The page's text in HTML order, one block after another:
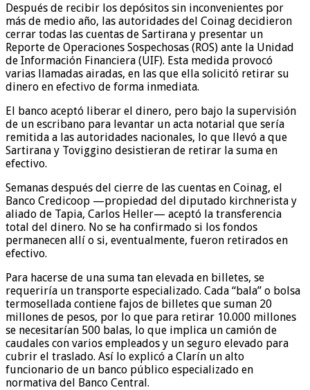
Después de recibir los depósitos sin inconvenientes por
más de medio año, las autoridades del Coinag decidieron
cerrar todas las cuentas de Sartirana y presentar un
Reporte de Operaciones Sospechosas (ROS) ante la Unidad
de Información Financiera (UIF). Esta medida provocó
varias llamadas airadas, en las que ella solicitó retirar su
dinero en efectivo de forma inmediata.
El banco aceptó liberar el dinero, pero bajo la supervisión
de un escribano para levantar un acta notarial que sería
remitida a las autoridades nacionales, lo que llevó a que
Sartirana y Toviggino desistieran de retirar la suma en
efectivo.
Semanas después del cierre de las cuentas en Coinag, el
Banco Credicoop —propiedad del diputado kirchnerista y
aliado de Tapia, Carlos Heller— aceptó la transferencia
total del dinero. No se ha confirmado si los fondos
permanecen allí o si, eventualmente, fueron retirados en
efectivo.
Para hacerse de una suma tan elevada en billetes, se
requeriría un transporte especializado. Cada “bala” o bolsa
termosellada contiene fajos de billetes que suman 20
millones de pesos, por lo que para retirar 10.000 millones
se necesitarían 500 balas, lo que implica un camión de
caudales con varios empleados y un seguro elevado para
cubrir el traslado. Así lo explicó a Clarín un alto
funcionario de un banco público especializado en
normativa del Banco Central.